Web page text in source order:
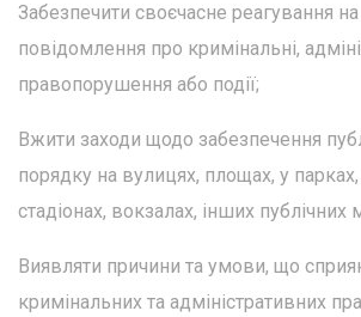
Забезпечити своєчасне реагування
повідомлення про кримінальні,
правопорушення або події;
Вжити заходи щодо забезпечення
порядку на вулицях, площах, у
стадіонах, вокзалах, інших публічних
Виявляти причини та умови, що
кримінальних та адміністративних